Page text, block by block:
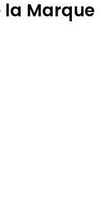
la Marque